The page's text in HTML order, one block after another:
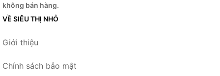
không bán hàng.
VỀ SIÊU THỊ NHỎ
Giới thiệu
Chính sách bảo mật